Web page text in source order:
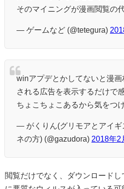
そのマイニングが漫画閲覧の
— ゲームなど (@tetegura)
winアプデとかしてないと漫
される広告を表示するだけで
ちょこちょこあるから気をつ
— がくりん(グリモアとアイギ
ネの方) (@gazudora) 2018年2
閲覧だけでなく、ダウンロード